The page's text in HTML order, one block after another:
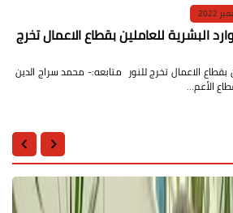
البشرية للعاملين بقطاع الاعمال تخرج
بقطاع الاعمال تخرج للنور متابعه:- محمد سراج الدين
الأعم…